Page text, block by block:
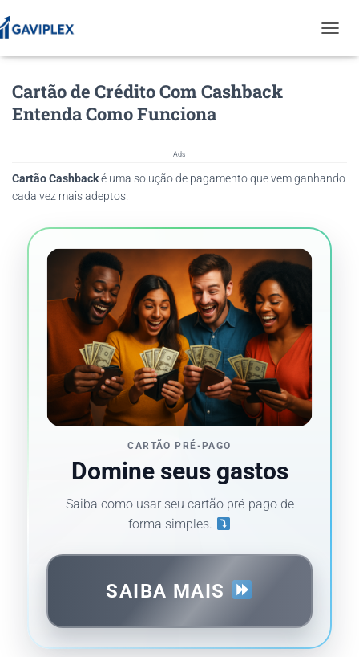
O
I
I
Cartão de Crédito Com Cashback
Entenda Como Funciona
Ads
Cartão Cashbacké uma solução de pagamento que vem ganhando
cada vez mais adeptos.
CARTÃO PRÉ-PAGO
Domine seus gastos
Saiba como usar seu cartão pré-pago de
forma simples.
SAIBA MAIS